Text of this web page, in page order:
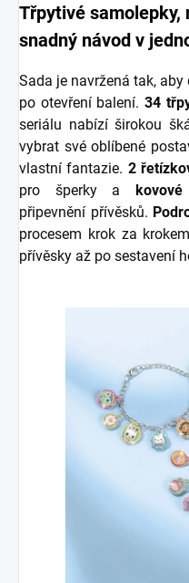
Třpytivé samolepky,
snadný návod v
Sada je navržená tak,
po otevření balení. 34
seriálu nabízí širokou
vybrat své oblíbené
vlastní fantazie. 2
pro šperky a
připevnění přívěsků.
procesem krok za
přívěsky až po sestavení